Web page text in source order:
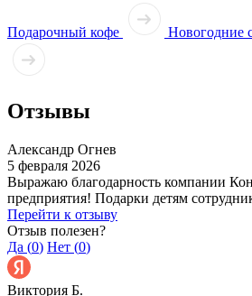
Подарочный кофе Новогодние
Отзывы
Александр Огнев
5 февраля 2026
Выражаю благодарность компании
предприятия! Подарки детям
Перейти к отзыву
Отзыв полезен?
Да (0) Нет (0)
Виктория Б.